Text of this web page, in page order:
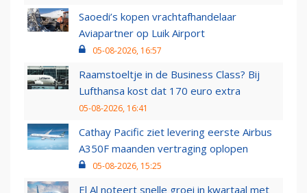
Saoedi’s kopen vrachtafhandelaar
Aviapartner op Luik Airport
05-08-2026, 16:57
Raamstoeltje in de Business Class? Bij
Lufthansa kost dat 170 euro extra
05-08-2026, 16:41
Cathay Pacific ziet levering eerste Airbus
A350F maanden vertraging oplopen
05-08-2026, 15:25
El Al noteert snelle groei in kwartaal met